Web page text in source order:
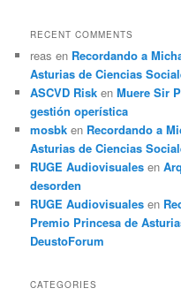
RECENT COMMENTS
reas en Recordando a
Asturias de Ciencias
ASCVD Risk enMuere Sir
gestión operística
mosbk en Recordando a
Asturias de Ciencias
RUGE Audiovisuales en
desorden
RUGE Audiovisuales en
Premio Princesa de
DeustoForum
CATEGORIES